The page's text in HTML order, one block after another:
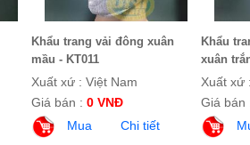
Khẩu trang vải đông xuân
mầu - KT011
Xuất xứ : Việt Nam
Giá bán : 0 VNĐ
Mua
Chi tiết
Khẩu
xuân
Xuất xứ
Giá bán